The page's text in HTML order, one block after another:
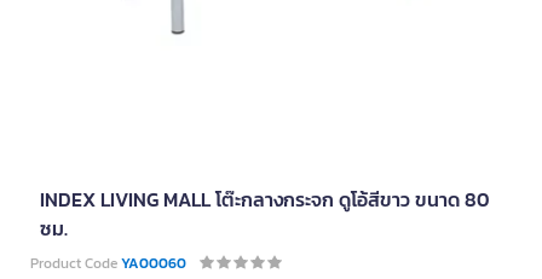
INDEX LIVING MALL โต๊ะกลางกระจก ดูโอ้สีขาว ขนาด 80
ซม.
Product CodeYA00060